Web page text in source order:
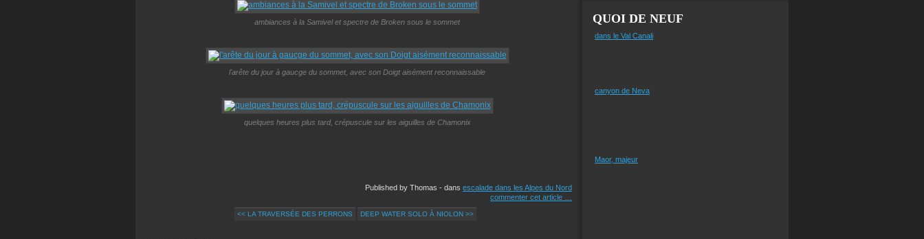
ambiances à la Samivel et spectre de Broken sous le sommet
l'arête du jour à gaucge du sommet, avec son Doigt aisément reconnaissable
quelques heures plus tard, crépuscule sur les aiguilles de Chamonix
Published by Thomas - dans escalade dans les Alpes du Nord
commenter cet article
<< LA TRAVERSÉE DES PERRONS DEEP WATER SOLO À NIOLON >>
QUOI DE NEUF
dans le Val Canali
canyon de Neva
Maor, majeur